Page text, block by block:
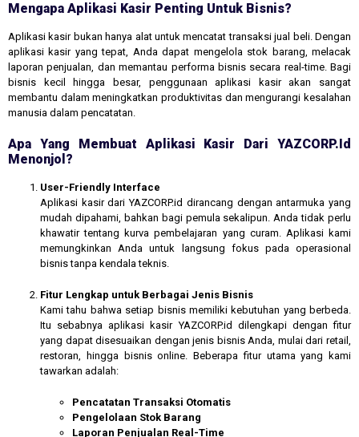
Mengapa Aplikasi Kasir Penting Untuk Bisnis?
Aplikasi kasir bukan hanya alat untuk mencatat transaksi jual beli. Dengan
aplikasi kasir yang tepat, Anda dapat mengelola stok barang, melacak
laporan penjualan, dan memantau performa bisnis secara real-time. Bagi
bisnis kecil hingga besar, penggunaan aplikasi kasir akan sangat
membantu dalam meningkatkan produktivitas dan mengurangi kesalahan
manusia dalam pencatatan.
Apa Yang Membuat Aplikasi Kasir Dari YAZCORP.id
Menonjol?
User-Friendly Interface
Aplikasi kasir dari YAZCORP.id dirancang dengan antarmuka yang
mudah dipahami, bahkan bagi pemula sekalipun. Anda tidak perlu
khawatir tentang kurva pembelajaran yang curam. Aplikasi kami
memungkinkan Anda untuk langsung fokus pada operasional
bisnis tanpa kendala teknis.
Fitur Lengkap untuk Berbagai Jenis Bisnis
Kami tahu bahwa setiap bisnis memiliki kebutuhan yang berbeda.
Itu sebabnya aplikasi kasir YAZCORP.id dilengkapi dengan fitur
yang dapat disesuaikan dengan jenis bisnis Anda, mulai dari retail,
restoran, hingga bisnis online. Beberapa fitur utama yang kami
tawarkan adalah:
Pencatatan Transaksi Otomatis
Pengelolaan Stok Barang
Laporan Penjualan Real-Time